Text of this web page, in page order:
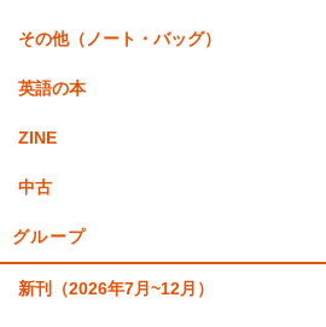
その他（ノート・バッグ）
英語の本
ZINE
中古
グループ
新刊（2026年7月~12月）